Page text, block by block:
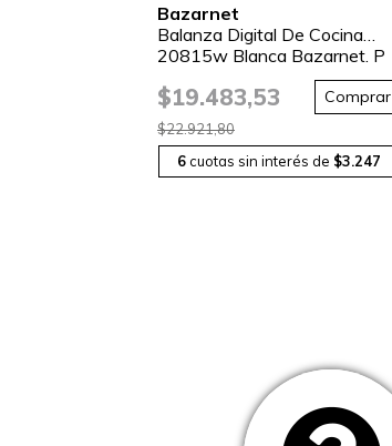
Bazarnet
Balanza Digital De Cocina
20815w Blanca Bazarnet. P
$19.483,53 Comprar
$22.921,80
6cuotas sin interés de $3.247